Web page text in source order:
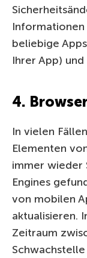
beliebige
Ihrer App)
4.
In vielen
Elementen
immer wieder
Engines
von mobilen
aktualisieren.
Zeitraum